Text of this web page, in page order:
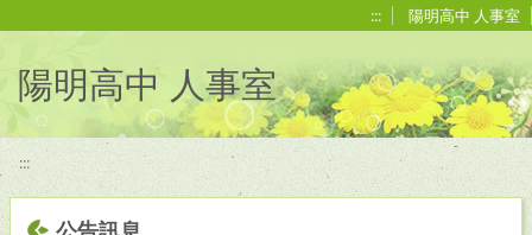
::: 陽明高中 人事室
陽明高中 人事室
:::